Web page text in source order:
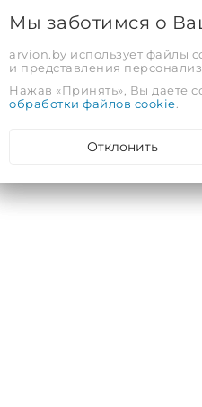
Мы заботимся о
arvion.by использует файлы
и представления
Нажав «Принять», Вы даете
обработки файлов cookie.
Отклонить